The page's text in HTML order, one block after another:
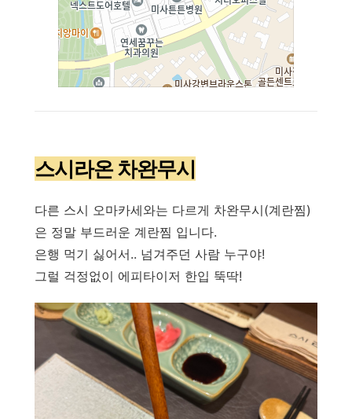
스시라온 차완무시
다른 스시 오마카세와는 다르게 차완무시(계란찜)
은 정말 부드러운 계란찜 입니다.
은행 먹기 싫어서.. 넘겨주던 사람 누구야!
그럴 걱정없이 에피타이저 한입 뚝딱!